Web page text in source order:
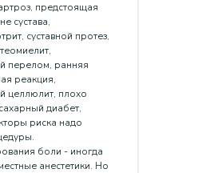
предстоящая
сустава,
суставной протез,
перелом, ранняя
реакция,
целлюлит, плохо
диабет,
риска надо
боли - иногда
анестетики. Но